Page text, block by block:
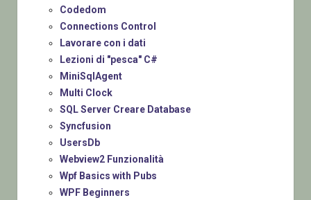
Codedom
Connections Control
Lavorare con i dati
Lezioni di "pesca" C#
MiniSqlAgent
Multi Clock
SQL Server Creare Database
Syncfusion
UsersDb
Webview2 Funzionalità
Wpf Basics with Pubs
WPF Beginners